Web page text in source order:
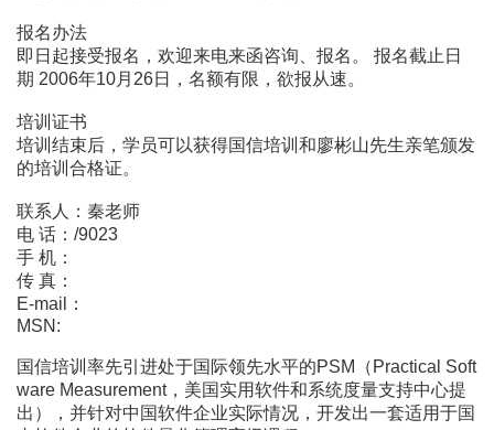
报名办法
即日起接受报名，欢迎来电来函咨询、报名。 报名截止日
期 2006年10月26日，名额有限，欲报从速。
培训证书
培训结束后，学员可以获得国信培训和廖彬山先生亲笔颁发
的培训合格证。
联系人：秦老师
电 话：/9023
手 机：
传 真：
E-mail：
MSN:
国信培训率先引进处于国际领先水平的PSM（Practical Soft
ware Measurement，美国实用软件和系统度量支持中心提
出），并针对中国软件企业实际情况，开发出一套适用于国